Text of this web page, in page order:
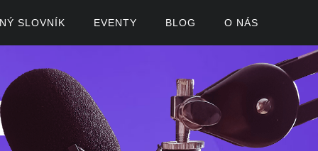
SLOVNÍK EVENTY BLOG O NÁS